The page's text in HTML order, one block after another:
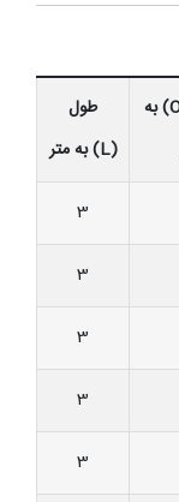
قطر خارجی (OD) به
طول
(L) به متر
3
3
3
3
3